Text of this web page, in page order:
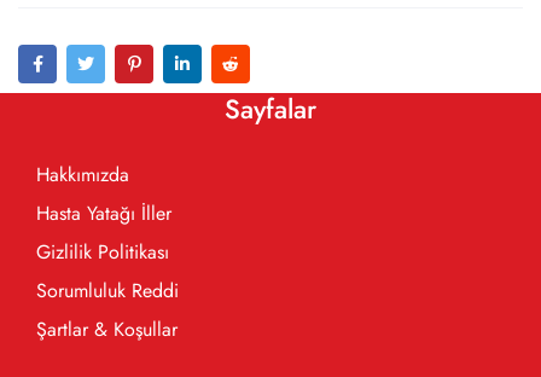
Sayfalar
Hakkımızda
Hasta Yatağı İller
Gizlilik Politikası
Sorumluluk Reddi
Şartlar & Koşullar